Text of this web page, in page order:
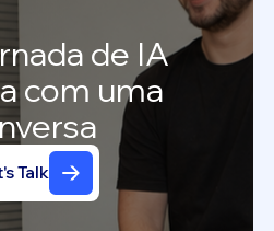
de IA
com uma
Talk